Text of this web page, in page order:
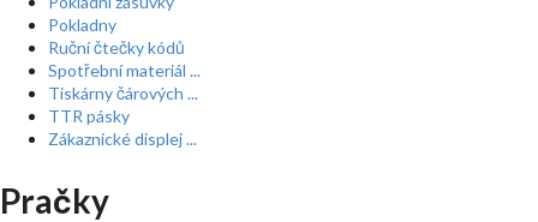
Pokladny
Ruční čtečky kódů
Spotřební materiál ...
Tiskárny čárových ...
TTR pásky
Zákaznické displej ...
Pračky